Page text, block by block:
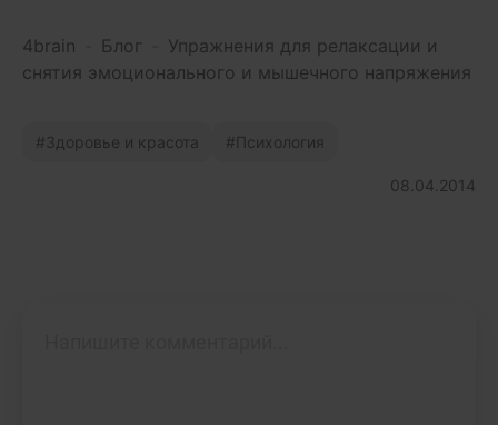
4brain Блог
Упражнения для релаксации и
снятия эмоционального и мышечного напряжения
Здоровье и красота Психология
08.04.2014